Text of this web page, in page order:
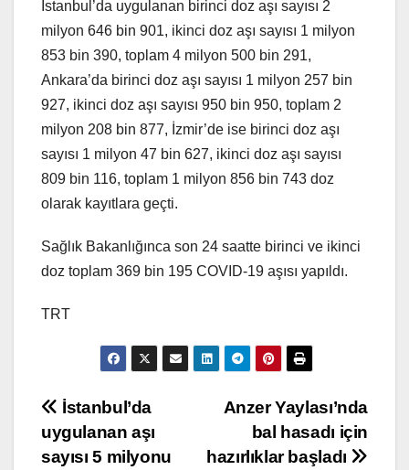
İstanbul’da uygulanan birinci doz aşı sayısı 2
milyon 646 bin 901, ikinci doz aşı sayısı 1 milyon
853 bin 390, toplam 4 milyon 500 bin 291,
Ankara’da birinci doz aşı sayısı 1 milyon 257 bin
927, ikinci doz aşı sayısı 950 bin 950, toplam 2
milyon 208 bin 877, İzmir’de ise birinci doz aşı
sayısı 1 milyon 47 bin 627, ikinci doz aşı sayısı
809 bin 116, toplam 1 milyon 856 bin 743 doz
olarak kayıtlara geçti.
Sağlık Bakanlığınca son 24 saatte birinci ve ikinci
doz toplam 369 bin 195 COVID-19 aşısı yapıldı.
TRT
Yazı
gezinmesi
Anzer Yaylası’nda
bal hasadı için
hazırlıklar başladı
İstanbul’da
uygulanan aşı
sayısı 5 milyonu